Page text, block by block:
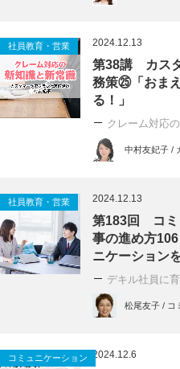
社員教育・営業 2024.12.13
第38講 カス
務策㉕「おま
る！」
クレーム対応
中村友妃子 /
社員教育・営業 2024.12.13
第183回 コミ
事の進め方
ニケーション
デキル社員に
松尾友子 / コ
コミュニケーション 2024.12.6